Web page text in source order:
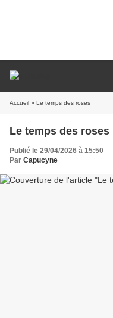
Accueil » Le temps des roses
Le temps des roses
Publié le 29/04/2026 à 15:50
Par Capucyne